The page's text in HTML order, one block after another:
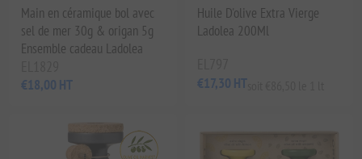
Main en céramique bol avec
sel de mer 30g & origan 5g
Ensemble cadeau Ladolea
€18,00 HT
Huile D'olive Extra Vierge
Ladolea 200Ml
€17,30 HT